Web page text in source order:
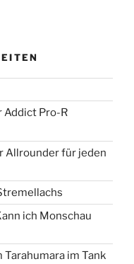
Addict Pro-R
Allrounder für jeden
ich Monschau
Tarahumara im Tank